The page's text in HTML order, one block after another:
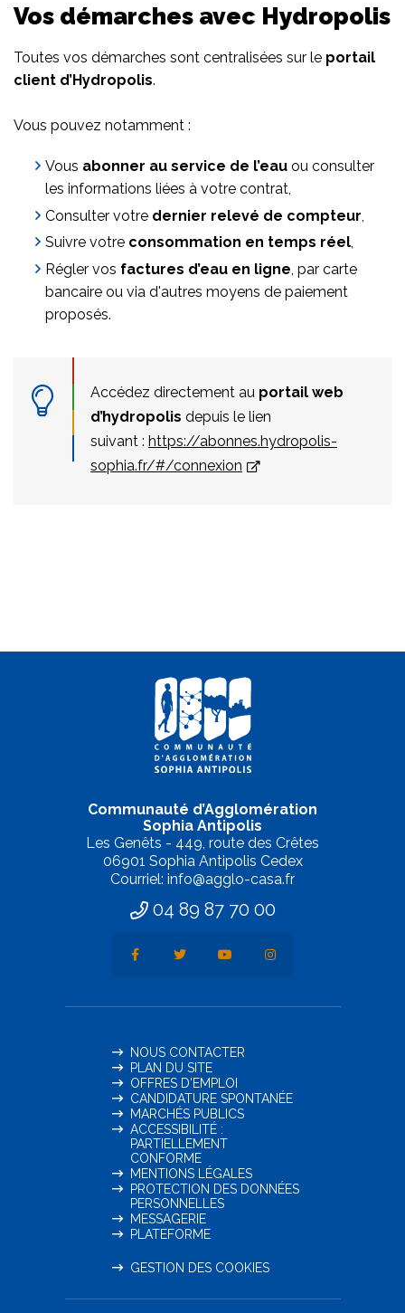
Vos démarches avec Hydropolis
Toutes vos démarches sont centralisées sur le portail
client d’Hydropolis.
Vous pouvez notamment :
Vous abonner au service de l’eau ou consulter
les informations liées à votre contrat,
Consulter votre dernier relevé de compteur
Suivre votre consommation en temps réel,
Régler vos factures d’eau en ligne , par carte
bancaire ou via d'autres moyens de paiement
proposés.
Accédez directement au portail web
d’hydropolis depuis le lien
suivant : https://abonnes.hydropolis-
sophia.fr/#/connexion
Communauté d’Agglomération
Sophia Antipolis
Les Genêts - 449, route des Crêtes
06901 Sophia Antipolis Cedex
Courriel: info@agglo-casa.fr
04 89 87 70 00
NOUS CONTACTER
PLAN DU SITE
OFFRES D'EMPLOI
CANDIDATURE SPONTANÉE
MARCHÉS PUBLICS
ACCESSIBILITÉ :
PARTIELLEMENT
CONFORME
MENTIONS LÉGALES
PROTECTION DES DONNÉES
PERSONNELLES
MESSAGERIE
PLATEFORME
GESTION DES COOKIES